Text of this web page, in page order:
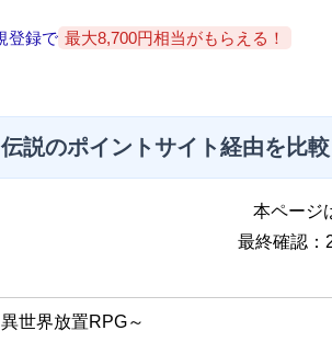
登録で 最大8,700円相当がもらえる！
説のポイントサイト経由を比較
本ページ
最終確認：
世界放置RPG～